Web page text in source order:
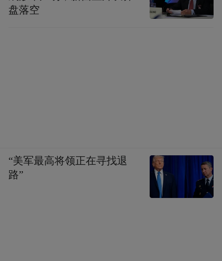
盘落空
“美军最高将领正在寻找退
路”